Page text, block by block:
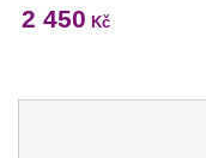
2 450 Kč